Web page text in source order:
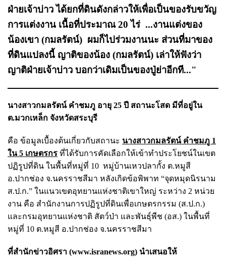
ฝ่ายเจ้าบ่าว ได้ยกที่ดินดังกล่าวให้เพื่อเป็นของรับขวัญ
การแต่งงาน เนื้อที่ประมาณ 20 ไร่ ...งานแต่งของ
น้องเขา (กมลรัตน์) ผมก็ไปร่วมงานนะ ส่วนที่มาของ
ที่ดินแปลงนี้ ญาติของน้อง (กมลรัตน์) เล่าให้ฟังว่า
ญาติฝ่ายเจ้าบ่าว บอกว่าเดิมเป็นของปู่ย่าอีกที..."
นางสาวกมลรัตน์ คำชมภู อายุ 25 ปี สถานะโสด มีที่อยู่ใน
ต.มวกเหล็ก จังหวัดสระบุรี
คือ ข้อมูลเบื้องต้นเกี่ยวกับสถานะ นางสาวกมลรัตน์ คำชมภู 1
ใน 5 เกษตรกร ที่ได้รับการคัดเลือกให้เข้าทำประโยชน์ในเขต
ปฏิรูปที่ดิน ในพื้นที่หมู่ที่ 10 หมู่บ้านเหวปลากั้ง ต.หมูสี
อ.ปากช่อง จ.นครราชสีมา หลังเกิดข้อพิพาท “จุดหมุดนิรนาม
ส.ป.ก.” ในแนวเขตอุทยานแห่งชาติเขาใหญ่ ระหว่าง 2 หน่วย
งาน คือ สำนักงานการปฏิรูปที่ดินเพื่อเกษตรกรรม (ส.ป.ก.)
และกรมอุทยานแห่งชาติ สัตว์ป่า และพันธุ์พืช (อส.) ในพื้นที่
หมู่ที่ 10 ต.หมูสี อ.ปากช่อง จ.นครราชสีมา
ที่สำนักข่าวอิศรา (www.isranews.org) นำเสนอให้